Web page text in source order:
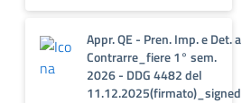
Appr. QE - Pren. Imp. e Det. a
Contrarre_fiere 1° sem.
2026 - DDG 4482 del
11.12.2025(firmato)_signed